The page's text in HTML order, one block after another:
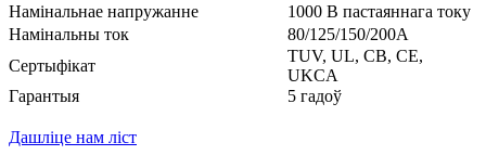
Намінальнае напружанне
1000 В пастаяннага току
Намінальны ток
80/125/150/200А
Сертыфікат
TUV, UL, CB, CE,
UKCA
Гарантыя
5 гадоў
Дашліце нам ліст